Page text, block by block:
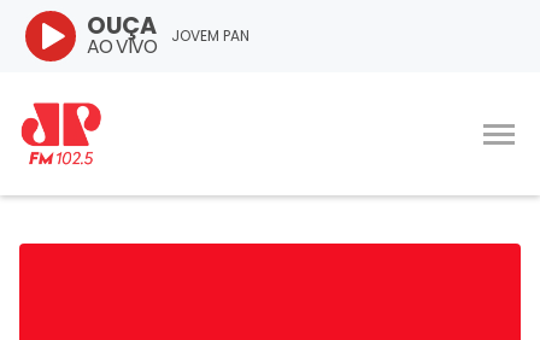
JOVEM PAN
OUÇA
AO VIVO